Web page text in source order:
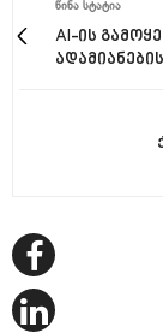
ᲬᲘᲜᲐ ᲡᲢᲐᲢᲘᲐ
AI-ის